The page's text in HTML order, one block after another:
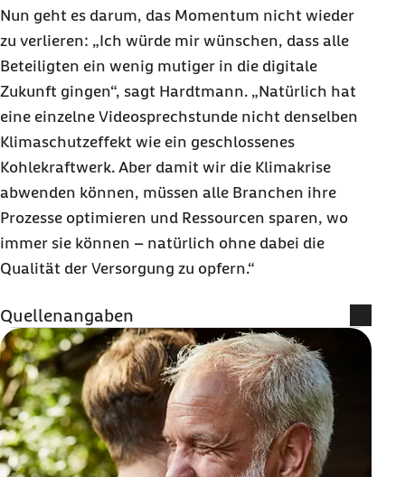
Nun geht es darum, das Momentum nicht wieder
zu verlieren: „Ich würde mir wünschen, dass alle
Beteiligten ein wenig mutiger in die digitale
Zukunft gingen“, sagt Hardtmann. „Natürlich hat
eine einzelne Videosprechstunde nicht denselben
Klimaschutzeffekt wie ein geschlossenes
Kohlekraftwerk. Aber damit wir die Klimakrise
abwenden können, müssen alle Branchen ihre
Prozesse optimieren und Ressourcen sparen, wo
immer sie können – natürlich ohne dabei die
Qualität der Versorgung zu opfern.“
Quellenangaben
Beate Schumacher (2020):Telemedizin als
fast ideale Ergänzung
medflex GmbH – www.medflex.de:
Patientenzufriedenheit mit digitalen
Leistungen deutlich gestiegen